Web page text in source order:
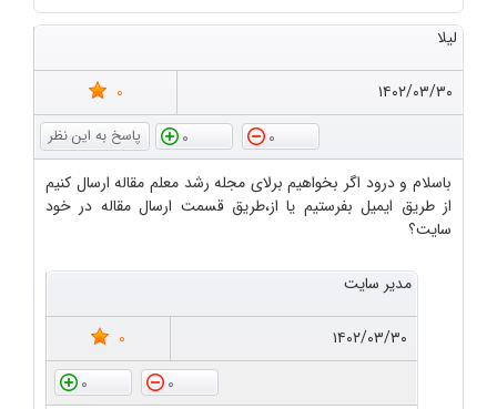
لیلا
۱۴۰۲/۰۳/۳۰
0
0
0
باسلام و درود اگر بخواهیم برلای مجله رشد معلم مقاله ارسال کنیم
از طریق ایمیل بفرستیم یا از،طریق قسمت ارسال مقاله در خود
سایت؟
مدیر سایت
۱۴۰۲/۰۳/۳۰
0
0
0